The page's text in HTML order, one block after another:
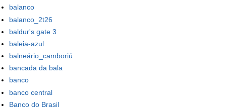
balanco
balanco_2t26
baldur's gate 3
baleia-azul
balneário_camboriú
bancada da bala
banco
banco central
Banco do Brasil